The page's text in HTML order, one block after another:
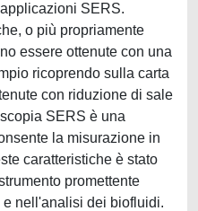
SERS.
o più propriamente
essere ottenute con una
ricoprendo sulla carta
con riduzione di sale
SERS è una
la misurazione in
caratteristiche è stato
promettente
nell'analisi dei biofluidi.